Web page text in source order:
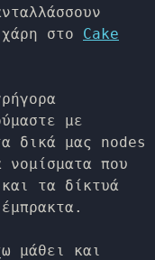
στο Cake
με
δικά μας nodes
νομίσματα που
τα δίκτυά
μάθει και